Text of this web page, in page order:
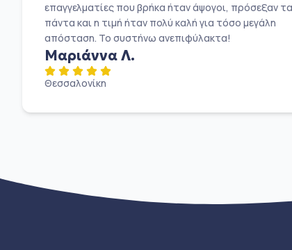
επαγγελματίες που βρήκα ήταν άψογοι, πρόσεξαν τα
πάντα και η τιμή ήταν πολύ καλή για τόσο μεγάλη
απόσταση. Το συστήνω ανεπιφύλακτα!
Μαριάννα Λ.
Θεσσαλονίκη